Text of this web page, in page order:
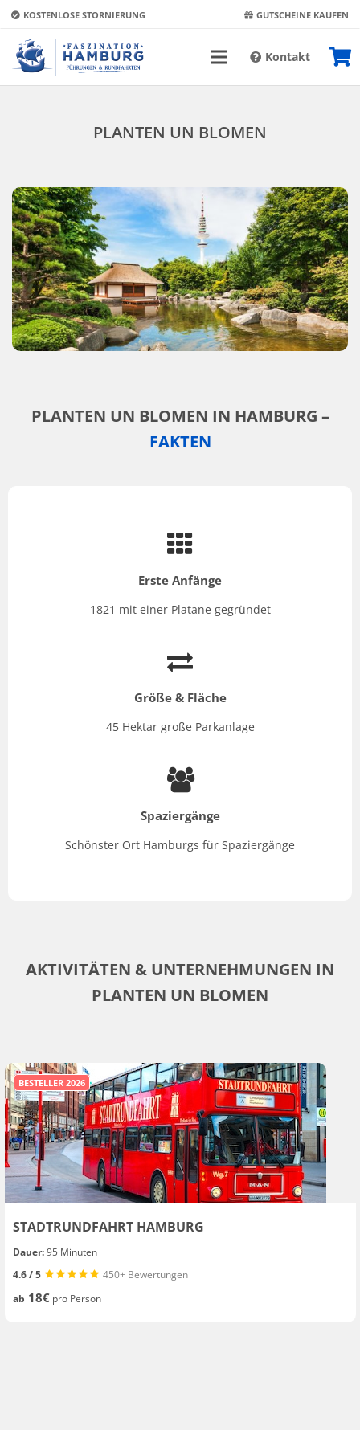
KOSTENLOSE STORNIERUNG GUTSCHEINE KAUFEN
Kontakt
PLANTEN UN BLOMEN
PLANTEN UN BLOMEN IN HAMBURG –
FAKTEN
Erste Anfänge
1821 mit einer Platane gegründet
Größe & Fläche
45 Hektar große Parkanlage
Spaziergänge
Schönster Ort Hamburgs für Spaziergänge
AKTIVITÄTEN & UNTERNEHMUNGEN IN
PLANTEN UN BLOMEN
BESTELLER 2026
STADTRUNDFAHRT HAMBURG
Dauer:95 Minuten
4.6 / 5
450+ Bewertungen
ab 18€pro Person